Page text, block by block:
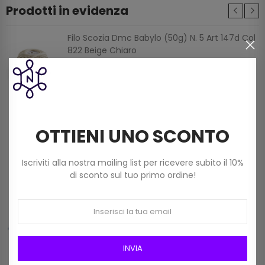
Prodotti in evidenza
Filo Scozia Dmc Babylo (50g) N. 5 Art 147d Col
822 Beige Chiaro
(150 G) Col 211
9,00 €
OTTIENI UNO SCONTO
Iscriviti alla nostra mailing list per ricevere subito il 10%
di sconto sul tuo primo ordine!
INVIA